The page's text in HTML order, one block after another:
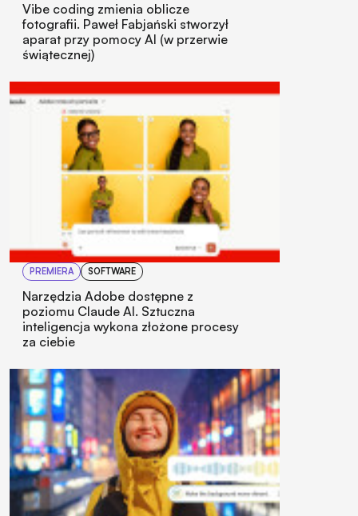
Vibe coding zmienia oblicze
fotografii. Paweł Fabjański stworzył
aparat przy pomocy AI (w przerwie
świątecznej)
PREMIERA SOFTWARE
Narzędzia Adobe dostępne z
poziomu Claude AI. Sztuczna
inteligencja wykona złożone procesy
za ciebie